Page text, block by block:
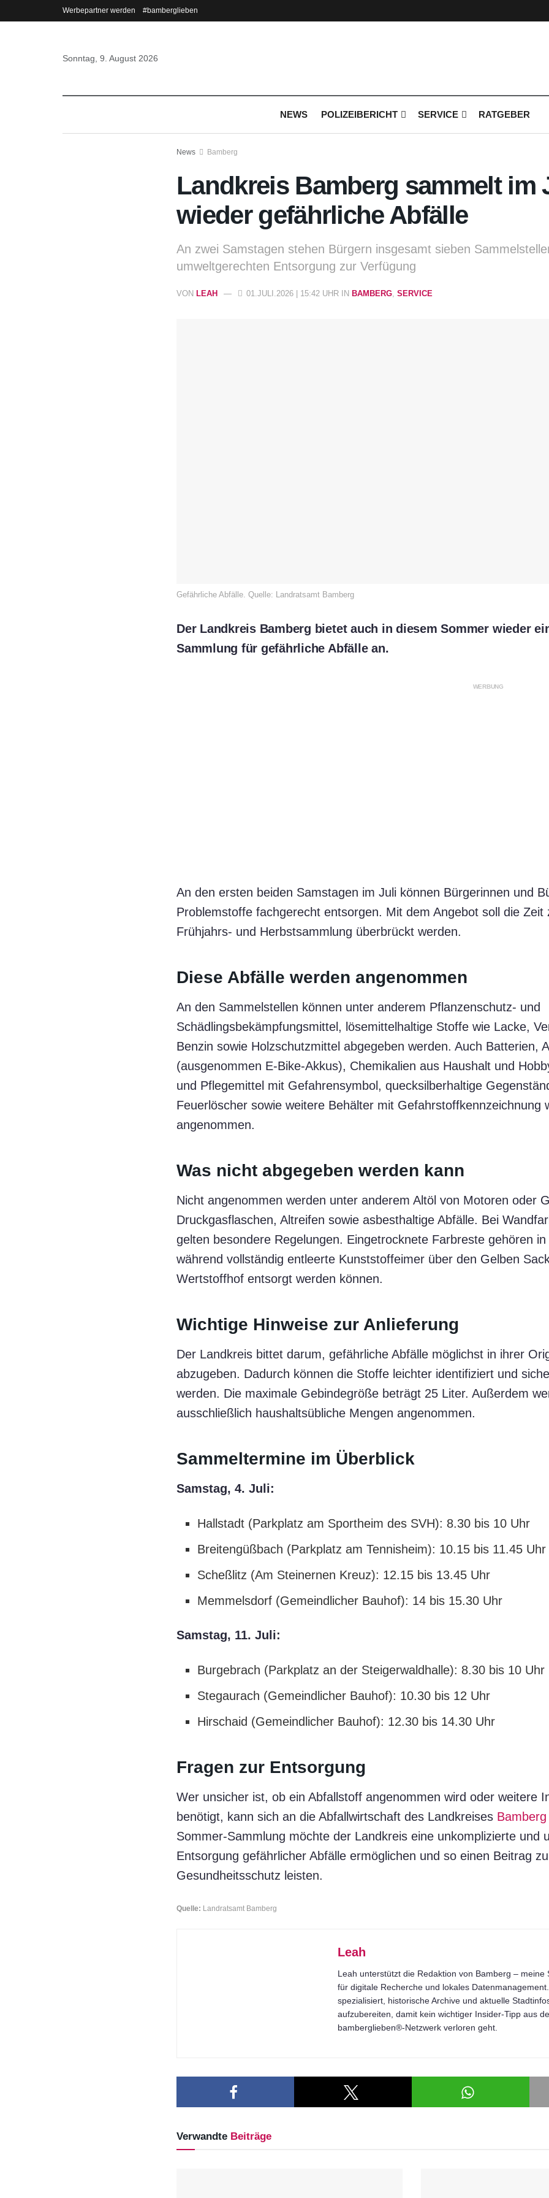
Werbepartner werden #bamberglieben
Sonntag, 9. August 2026
NEWS POLIZEIBERICHT SERVICE RATGEBER
News Bamberg
Landkreis Bamberg sammelt im
wieder gefährliche Abfälle
An zwei Samstagen stehen Bürgern insgesamt sieben
umweltgerechten Entsorgung zur Verfügung
VON LEAH 01.JULI.2026 | 15:42 UHR IN BAMBERG SERVICE
Gefährliche Abfälle. Quelle: Landratsamt Bamberg
Der Landkreis Bamberg bietet auch in diesem Sommer wieder
Sammlung für gefährliche Abfälle an.
WERBUNG
An den ersten beiden Samstagen im Juli können Bürgerinnen und
Problemstoffe fachgerecht entsorgen. Mit dem Angebot soll die Zeit
Frühjahrs- und Herbstsammlung überbrückt werden.
Diese Abfälle werden angenommen
An den Sammelstellen können unter anderem Pflanzenschutz- und
Schädlingsbekämpfungsmittel, lösemittelhaltige Stoffe wie Lacke,
Benzin sowie Holzschutzmittel abgegeben werden. Auch Batterien,
(ausgenommen E-Bike-Akkus), Chemikalien aus Haushalt und
und Pflegemittel mit Gefahrensymbol, quecksilberhaltige
Feuerlöscher sowie weitere Behälter mit Gefahrstoffkennzeichnung
angenommen.
Was nicht abgegeben werden kann
Nicht angenommen werden unter anderem Altöl von Motoren oder
Druckgasflaschen, Altreifen sowie asbesthaltige Abfälle. Bei
gelten besondere Regelungen. Eingetrocknete Farbreste gehören
während vollständig entleerte Kunststoffeimer über den Gelben
Wertstoffhof entsorgt werden können.
Wichtige Hinweise zur Anlieferung
Der Landkreis bittet darum, gefährliche Abfälle möglichst in ihrer
abzugeben. Dadurch können die Stoffe leichter identifiziert und
werden. Die maximale Gebindegröße beträgt 25 Liter. Außerdem
ausschließlich haushaltsübliche Mengen angenommen.
Sammeltermine im Überblick
Samstag, 4. Juli:
Hallstadt (Parkplatz am Sportheim des SVH): 8.30 bis 10 Uhr
Breitengüßbach (Parkplatz am Tennisheim): 10.15 bis 11.45 Uhr
Scheßlitz (Am Steinernen Kreuz): 12.15 bis 13.45 Uhr
Memmelsdorf (Gemeindlicher Bauhof): 14 bis 15.30 Uhr
Samstag, 11. Juli:
Burgebrach (Parkplatz an der Steigerwaldhalle): 8.30 bis 10 Uhr
Stegaurach (Gemeindlicher Bauhof): 10.30 bis 12 Uhr
Hirschaid (Gemeindlicher Bauhof): 12.30 bis 14.30 Uhr
Fragen zur Entsorgung
Wer unsicher ist, ob ein Abfallstoff angenommen wird oder weitere
benötigt, kann sich an die Abfallwirtschaft des Landkreises Bamberg
Sommer-Sammlung möchte der Landkreis eine unkomplizierte und
Entsorgung gefährlicher Abfälle ermöglichen und so einen Beitrag
Gesundheitsschutz leisten.
Quelle: Landratsamt Bamberg
Leah
Leah unterstützt die Redaktion von Bamberg – meine
für digitale Recherche und lokales
spezialisiert, historische Archive und aktuelle
aufzubereiten, damit kein wichtiger Insider-Tipp aus
bamberglieben®-Netzwerk verloren geht.
Verwandte Beiträge